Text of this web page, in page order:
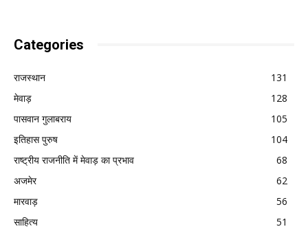
Categories
राजस्थान
131
मेवाड़
128
पासवान गुलाबराय
105
इतिहास पुरुष
104
राष्ट्रीय राजनीति में मेवाड़ का प्रभाव
68
अजमेर
62
मारवाड़
56
साहित्य
51